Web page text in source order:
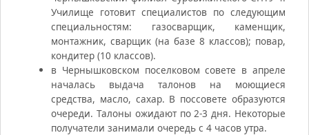
Училище готовит специалистов по следующим
специальностям: газосварщик, каменщик,
монтажник, сварщик (на базе 8 классов); повар,
кондитер (10 классов).
в Чернышковском поселковом совете в апреле
началась выдача талонов на моющиеся
средства, масло, сахар. В поссовете образуются
очереди. Талоны ожидают по 2-3 дня. Некоторые
получатели занимали очередь с 4 часов утра.